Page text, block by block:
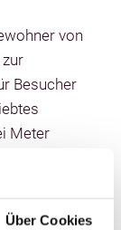
Über Cookies
von
Besucher
Meter
sowie
bietet er